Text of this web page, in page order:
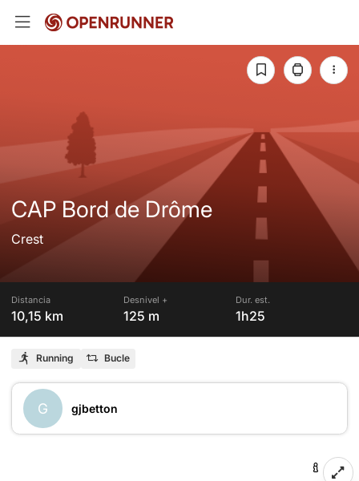
CAP Bord de Drôme
Crest
Distancia
10,15 km
Desnivel +
125 m
Dur. est.
1h25
Running Bucle
G gjbetton